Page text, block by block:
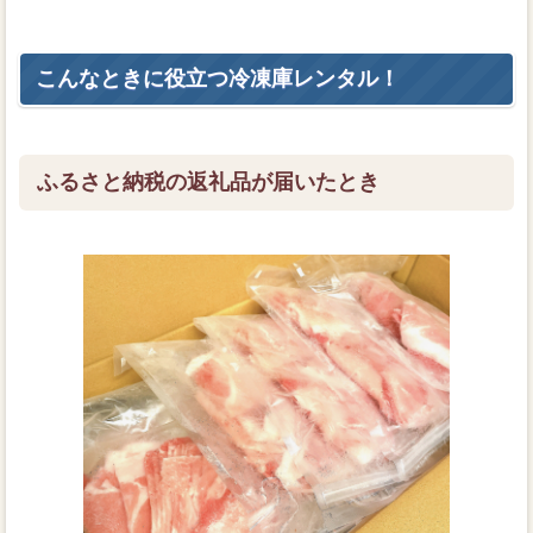
こんなときに役立つ冷凍庫レンタル！
ふるさと納税の返礼品が届いたとき